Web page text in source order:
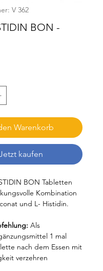
V 362
BON -
Warenkorb
kaufen
BON Tabletten
Kombination
und L- Histidin.
Als
1 mal
nach dem Essen mit
verzehren